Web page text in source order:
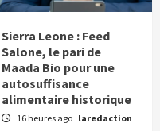
Sierra Leone : Feed
Salone, le pari de
Maada Bio pour une
autosuffisance
alimentaire historique
16 heures ago laredaction